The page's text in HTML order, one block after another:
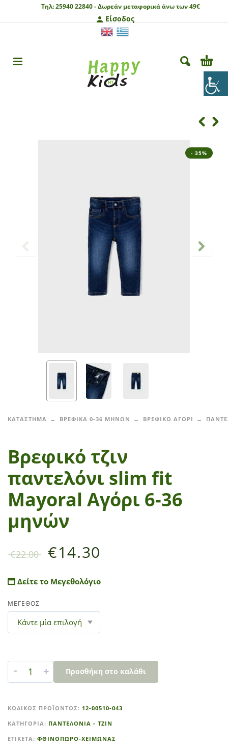
Τηλ:25940 22840 -Δωρεάν μεταφορικά άνω των 49€
Είσοδος
- 35%
ΚΑΤΑΣΤΗΜΑ ΒΡΕΦΙΚΑ 0-36 ΜΗΝΩΝ ΒΡΕΦΙΚΟ ΑΓΟΡΙ
Βρεφικό τζιν
παντελόνι slim fit
Mayoral Αγόρι 6-36
μηνών
€22.00 €14.30
Δείτε το Μεγεθολόγιο
ΜΕΓΕΘΟΣ
- + Προσθήκη στο καλάθι
t
e
r
ΚΩΔΙΚΌΣ ΠΡΟΪΌΝΤΟΣ: 12-00510-043
ΚΑΤΗΓΟΡΊΑ: ΠΑΝΤΕΛΟΝΙΑ - ΤΖΙΝ
ΕΤΙΚΈΤΑ: ΦΘΙΝΟΠΩΡΟ-ΧΕΙΜΩΝΑΣ